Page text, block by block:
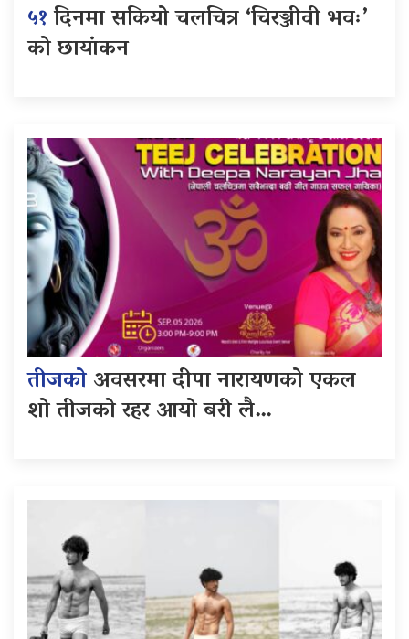
५१दिनमा सकियो चलचित्र ‘चिरञ्जीवी भवः’
को छायांकन
तीजकोअवसरमा दीपा नारायणको एकल
शो तीजको रहर आयो बरी लै…